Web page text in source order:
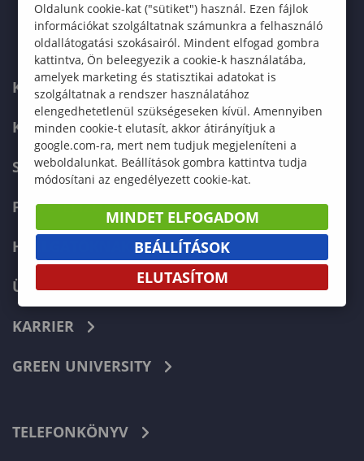
KAPCSOLAT
KÉPZÉSKERESŐ
SZERVEZETI FELÉPÍTÉS
FELVÉTELIZŐKNEK
HALLGATÓKNAK
ÜZLETI PARTNEREKNEK
KARRIER
GREEN UNIVERSITY
TELEFONKÖNYV
Oldalunk cookie-kat ("sütiket") használ. Ezen fájlok
információkat szolgáltatnak számunkra a felhasználó
oldallátogatási szokásairól. Mindent elfogad gombra
kattintva, Ön beleegyezik a cookie-k használatába,
amelyek marketing és statisztikai adatokat is
szolgáltatnak a rendszer használatához
elengedhetetlenül szükségeseken kívül. Amennyiben
minden cookie-t elutasít, akkor átirányítjuk a
google.com-ra, mert nem tudjuk megjeleníteni a
weboldalunkat. Beállítások gombra kattintva tudja
módosítani az engedélyezett cookie-kat.
MINDET ELFOGADOM
BEÁLLÍTÁSOK
ELUTASÍTOM